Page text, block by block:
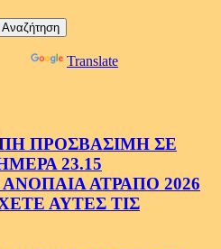
Translate
ΠΡΟΣΒΑΣΙΜΗ ΣΕ
23.15
ΑΤΡΑΠΟ 2026
ΑΥΤΕΣ ΤΙΣ